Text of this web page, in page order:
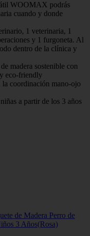
WOOMAX podrás
cuando y donde
1 veterinaria, 1
y 1 furgoneta. Al
dentro de la clínica y
madera sostenible con
eco-friendly
la coordinación mano-ojo
a partir de los 3 años
de Madera Perro de
3 Años(Rosa)